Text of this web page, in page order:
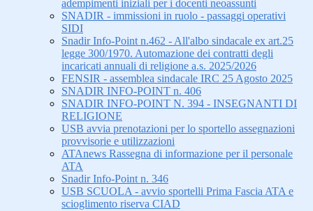
adempimenti iniziali per i docenti neoassunti
SNADIR - immissioni in ruolo - passaggi operativi
SIDI
Snadir Info-Point n.462 - All'albo sindacale ex art.25
legge 300/1970. Automazione dei contratti degli
incaricati annuali di religione a.s. 2025/2026
FENSIR - assemblea sindacale IRC 25 Agosto 2025
SNADIR INFO-POINT n. 406
SNADIR INFO-POINT N. 394 - INSEGNANTI DI
RELIGIONE
USB avvia prenotazioni per lo sportello assegnazioni
provvisorie e utilizzazioni
ATAnews Rassegna di informazione per il personale
ATA
Snadir Info-Point n. 346
USB SCUOLA - avvio sportelli Prima Fascia ATA e
scioglimento riserva CIAD